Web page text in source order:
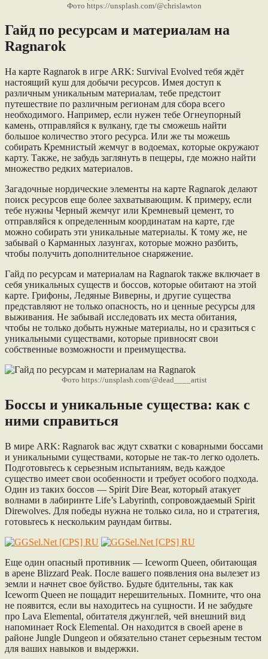
Фото https://unsplash.com/@chrislawton
Гайд по ресурсам и материалам на
Ragnarok
На картe Ragnarok в игре ARK: Survival Evolved тебя ждёт
настоящий куш для добычи ресурсов. Имея доступ к
различным уникальным материалам, тебе предстоит
путешествие по различным регионам для сбора всего
необходимого. Например, если нужен тебе Огнеупорный
камень, отправляйся к вулкану, где ты сможешь найти
большое количество этого ресурса. Или же ты можешь
собирать Кремнистый жемчуг в водоемах, которые окружают
карту. Также, не забудь заглянуть в пещеры, где можно найти
множество редких материалов.
Загадочные нордические элементы на карте Ragnarok делают
поиск ресурсов еще более захватывающим. К примеру, если
тебе нужны Черный жемчуг или Кремневый цемент, то
отправляйся к определенным координатам на карте, где
можно собирать эти уникальные материалы. К тому же, не
забывай о Карманных лазунгах, которые можно разбить,
чтобы получить дополнительное снаряжение.
Гайд по ресурсам и материалам на Ragnarok также включает в
себя уникальных существ и боссов, которые обитают на этой
карте. Грифоны, Ледяные Виверны, и другие существа
представляют не только опасность, но и ценные ресурсы для
выживания. Не забывай исследовать их места обитания,
чтобы не только добыть нужные материалы, но и сразиться с
уникальными существами, которые привносят свои
собственные возможности и преимущества.
Фото https://unsplash.com/@dead____artist
Боссы и уникальные существа: как с
ними справиться
В мире ARK: Ragnarok вас ждут схватки с коварными боссами
и уникальными существами, которые не так-то легко одолеть.
Подготовьтесь к серьезным испытаниям, ведь каждое
существо имеет свои особенности и требует особого подхода.
Один из таких боссов — Spirit Dire Bear, который атакует
волнами в лабиринте Life’s Labyrinth, сопровождаемый Spirit
Direwolves. Для победы нужна не только сила, но и стратегия,
готовьтесь к нескольким раундам битвы.
Еще один опасный противник — Iceworm Queen, обитающая
в арене Blizzard Peak. После вашего появления она вылезет из
земли и начнет свое буйство. Будьте бдительны, так как
Iceworm Queen не пощадит нерешительных. Помните, что она
не появится, если вы находитесь на сущности. И не забудьте
про Lava Elemental, обитателя джунглей, чей внешний вид
напоминает Rock Elemental. Он находится в своей арене в
районе Jungle Dungeon и обязательно станет серьезным тестом
для ваших навыков и выдержки.